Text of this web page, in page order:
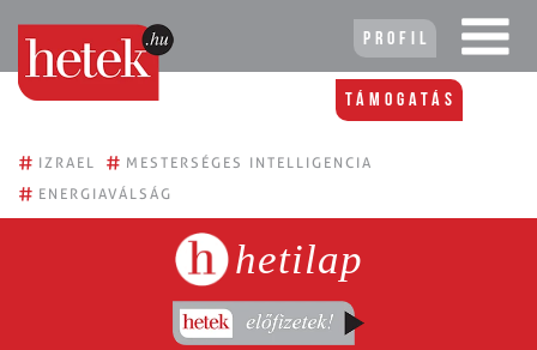
Profil
Támogatás
# IZRAEL # MESTERSÉGES INTELLIGENCIA
# ENERGIAVÁLSÁG
hetilap